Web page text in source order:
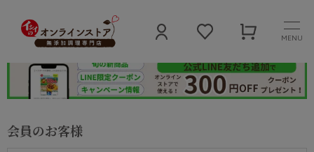
MENU
会員のお客様